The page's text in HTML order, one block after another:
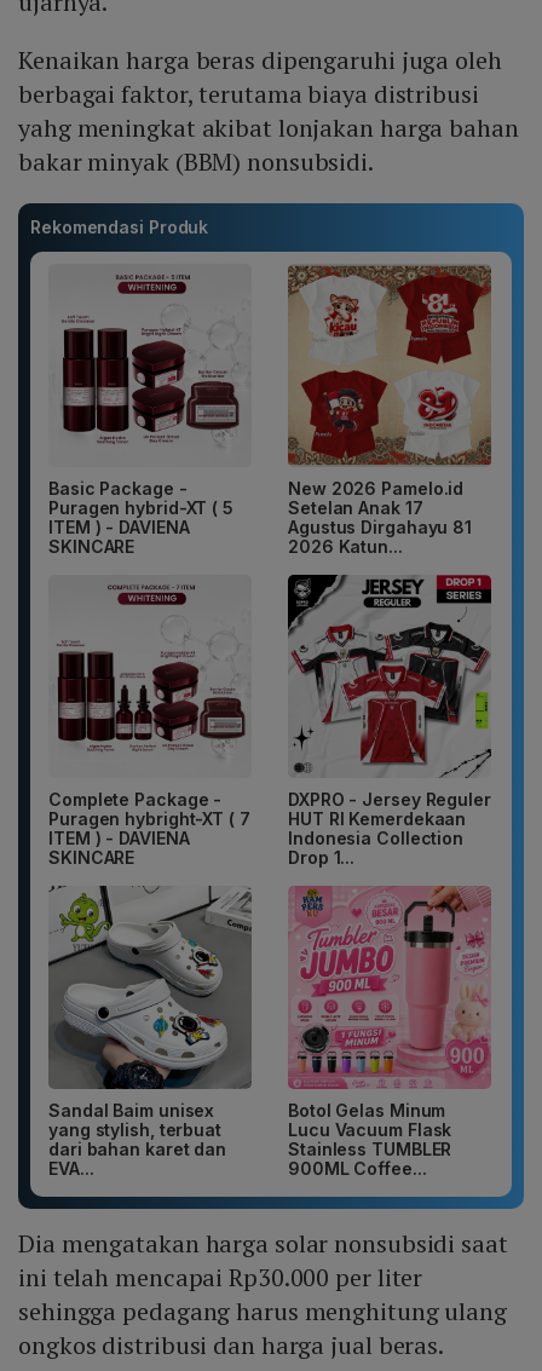
Kenaikan harga beras dipengaruhi juga oleh
berbagai faktor, terutama biaya distribusi
yahg meningkat akibat lonjakan harga bahan
bakar minyak (BBM) nonsubsidi.
Rekomendasi Produk
Basic Package -
Puragen hybrid-XT ( 5
ITEM ) - DAVIENA
SKINCARE
New 2026 Pamelo.id
Setelan Anak 17
Agustus Dirgahayu 81
2026 Katun...
Complete Package -
Puragen hybright-XT ( 7
ITEM ) - DAVIENA
SKINCARE
DXPRO - Jersey Reguler
HUT RI Kemerdekaan
Indonesia Collection
Drop 1...
Sandal Baim unisex
yang stylish, terbuat
dari bahan karet dan
EVA...
Botol Gelas Minum
Lucu Vacuum Flask
Stainless TUMBLER
900ML Coffee...
Dia mengatakan harga solar nonsubsidi saat
ini telah mencapai Rp30.000 per liter
sehingga pedagang harus menghitung ulang
ongkos distribusi dan harga jual beras.